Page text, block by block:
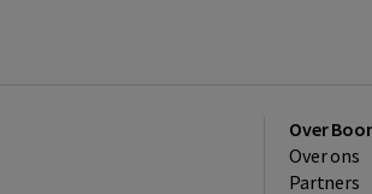
Over
Over ons
Partners